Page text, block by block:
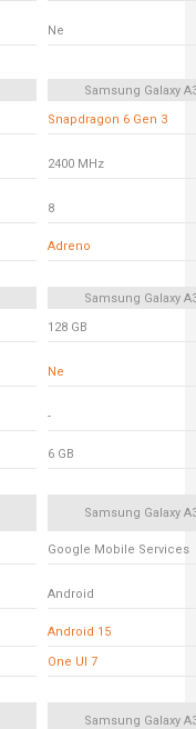
Ne
Samsung Galaxy
Snapdragon 6 Gen 3
2400 MHz
8
Adreno
Samsung Galaxy
128 GB
Ne
-
6 GB
Samsung Galaxy
Google Mobile Services
Android
Android 15
One UI 7
Samsung Galaxy